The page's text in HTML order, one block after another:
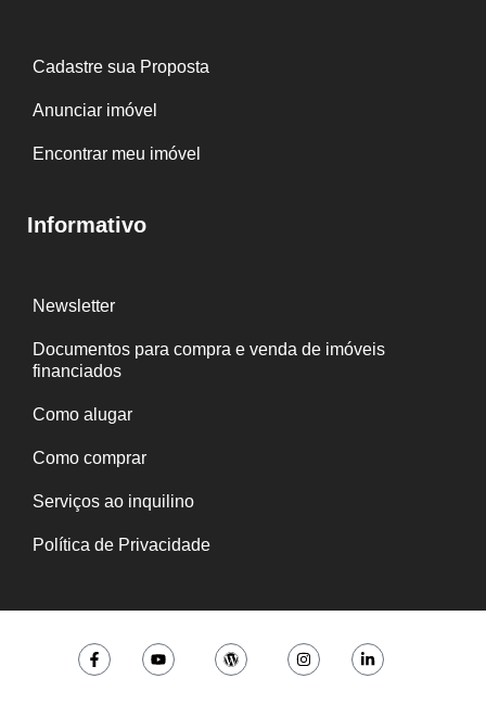
Cadastre sua Proposta
Anunciar imóvel
Encontrar meu imóvel
Informativo
Newsletter
Documentos para compra e venda de imóveis
financiados
Como alugar
Como comprar
Serviços ao inquilino
Política de Privacidade